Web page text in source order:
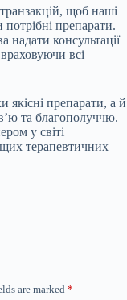
щоб наші
препарати.
надати консультації
всі
якісні препарати, а й
та благополуччю.
у світі
терапевтичних
are marked *